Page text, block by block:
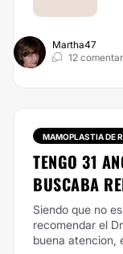
Martha47
12
MAMOPLASTIA DE
TENGO 31
BUSCABA
Siendo que no
recomendar el
buena atencion,